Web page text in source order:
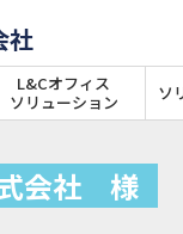
社
L&Cオフィス
ソリューション
ソ
会社 様